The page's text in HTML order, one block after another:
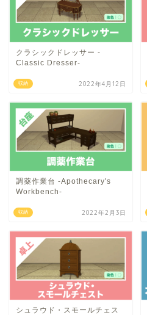
収納
クラシックドレッサー -
Classic Dresser-
2022年4月12日
収納
調薬作業台 -Apothecary's
Workbench-
2022年2月3日
シュラウド・スモールチェス